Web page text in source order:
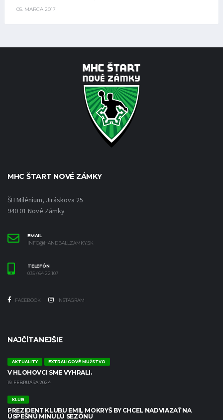
05. MARCA 2017
MHC ŠTART NOVÉ ZÁMKY
ŠH Milénium, Jiráskova 25
940 01 Nové Zámky
EMAIL
INFO@HANDBALLZAMKY.SK
TELEFÓN
035 / 64 22 107
FACEBOOK INSTAGRAM
NAJČÍTANEJŠIE
AKTUALITY EXTRALIGOVÉ MUŽSTVO
V HLOHOVCI SME VYHRALI.
19. FEBRUÁRA 2024
KLUB
PREZIDENT KLUBU EMIL MOKRYŠ BY CHCEL NADVIAZAŤ NA
ÚSPEŠNÚ MINULÚ SEZÓNU